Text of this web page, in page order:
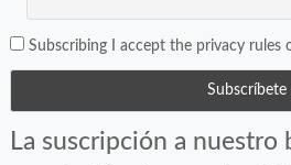
Subscribing I accept the privacy rules
La suscripción a nuestro